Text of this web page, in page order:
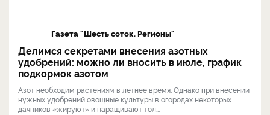
Газета "Шесть соток. Регионы"
Делимся секретами внесения азотных
удобрений: можно ли вносить в июле, график
подкормок азотом
Азот необходим растениям в летнее время. Однако при внесении
нужных удобрений овощные культуры в огородах некоторых
дачников «жируют» и наращивают тол...